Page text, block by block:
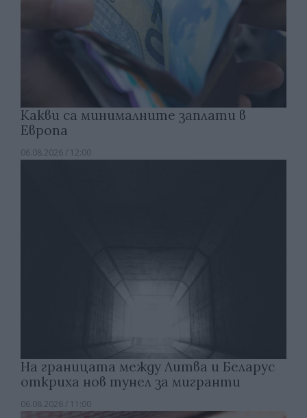
Какви са минималните заплати в
Европа
06.08.2026 / 12:00
На границата между Литва и Беларус
откриха нов тунел за мигранти
06.08.2026 / 11:00